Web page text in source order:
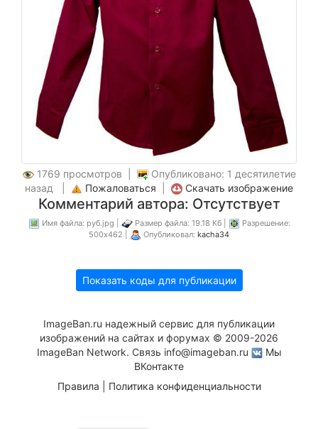
1769 просмотров |
Опубликовано: 1 десятилетие
назад |
Пожаловаться Скачать изображение
Комментарий автора: Отсутствует
Имя файла: руб.jpg | Размер файла: 19.18 Кб |
Разрешение:
500x462 |
Опубликовал: kacha34
Показать коды для публикации
ImageBan.ru надежный сервис для публикации
изображений на сайтах и форумах © 2009-2026
ImageBan Network. Связь info@imageban.ru
Мы
ВКонтакте
Правила
Политика конфиденциальности